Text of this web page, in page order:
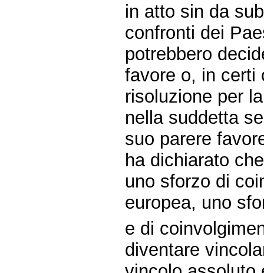
in atto sin da
confronti dei
potrebbero
favore o, in certi
risoluzione per
nella suddetta
suo parere
ha dichiarato
uno sforzo di
europea, uno
e di
diventare